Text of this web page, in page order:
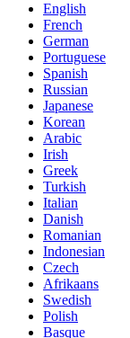
English
French
German
Portuguese
Spanish
Russian
Japanese
Korean
Arabic
Irish
Greek
Turkish
Italian
Danish
Romanian
Indonesian
Czech
Afrikaans
Swedish
Polish
Basque